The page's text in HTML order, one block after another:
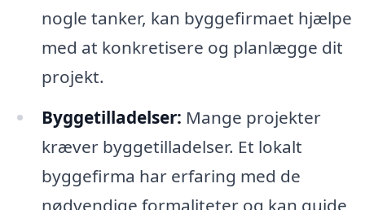
nogle tanker, kan byggefirmaet hjælpe
med at konkretisere og planlægge dit
projekt.
Byggetilladelser: Mange projekter
kræver byggetilladelser. Et lokalt
byggefirma har erfaring med de
nødvendige formaliteter og kan guide